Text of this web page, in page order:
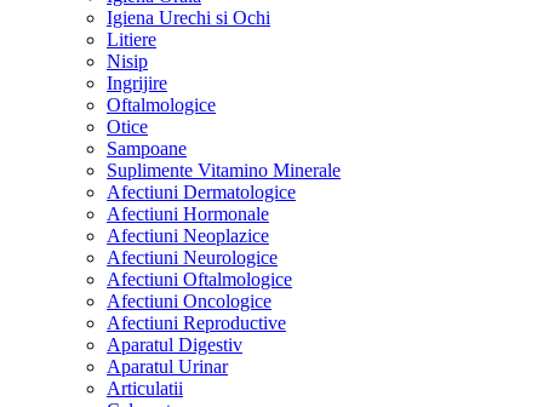
Igiena Urechi si Ochi
Litiere
Nisip
Ingrijire
Oftalmologice
Otice
Sampoane
Suplimente Vitamino Minerale
Afectiuni Dermatologice
Afectiuni Hormonale
Afectiuni Neoplazice
Afectiuni Neurologice
Afectiuni Oftalmologice
Afectiuni Oncologice
Afectiuni Reproductive
Aparatul Digestiv
Aparatul Urinar
Articulatii